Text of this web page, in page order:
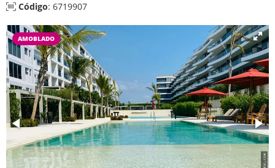
Código: 6719907
AMOBLADO